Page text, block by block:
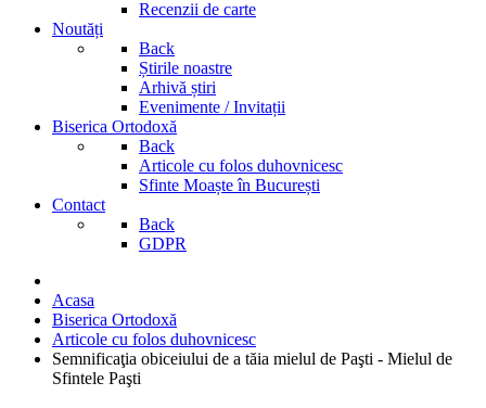
Recenzii de carte
Noutăți
Back
Știrile noastre
Arhivă știri
Evenimente / Invitații
Biserica Ortodoxă
Back
Articole cu folos duhovnicesc
Sfinte Moaște în București
Contact
Back
GDPR
Acasa
Biserica Ortodoxă
Articole cu folos duhovnicesc
Semnificaţia obiceiului de a tăia mielul de Paşti - Mielul de
Sfintele Paşti